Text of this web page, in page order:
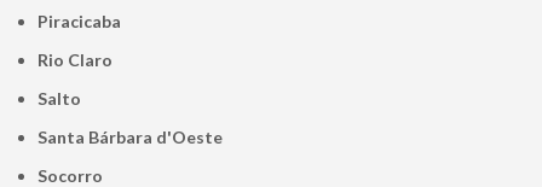
Piracicaba
Rio Claro
Salto
Santa Bárbara d'Oeste
Socorro